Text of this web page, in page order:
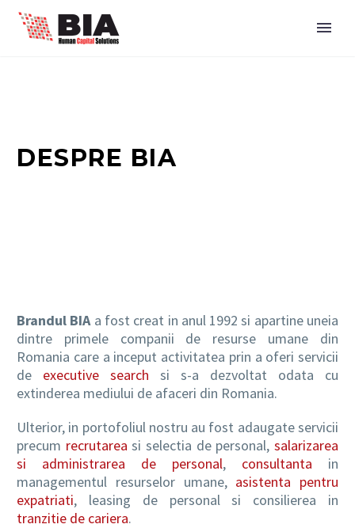
RO
DESPRE BIA
Brandul BIA a fost creat in anul 1992 si apartine uneia
dintre primele companii de resurse umane din
Romania care a inceput activitatea prin a oferi servicii
de executive search si s-a dezvoltat odata cu
extinderea mediului de afaceri din Romania.
Ulterior, in portofoliul nostru au fost adaugate servicii
precum recrutarea si selectia de personal,salarizarea
si administrarea de personal, consultanta in
managementul resurselor umane, asistenta pentru
expatriati, leasing de personal si consilierea in
tranzitie de cariera.